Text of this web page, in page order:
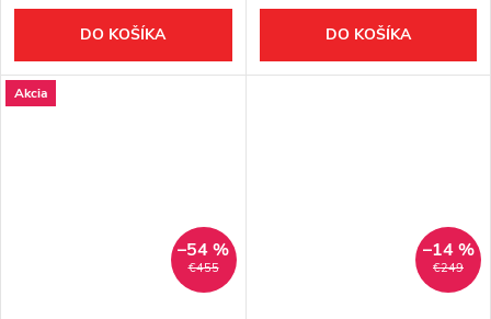
DO KOŠÍKA DO KOŠÍKA
Akcia
€455
–54 %
€249
–14 %